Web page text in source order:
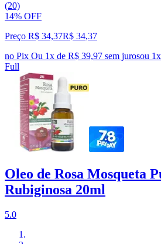
(20)
14% OFF
Preço R$ 34,37R$ 34,37
no Pix Ou 1x de R$ 39,97 sem jurosou 1
Full
Oleo de Rosa Mosqueta
Rubiginosa 20ml
5.0